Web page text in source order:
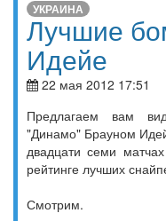
УКРАИНА
Лучшие
Идейе
22 мая 2012 17:51
Предлагаем вам
"Динамо" Брауном
двадцати семи
рейтинге лучших
Смотрим.